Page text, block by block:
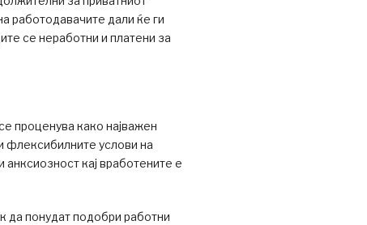
работодавачите дали ќе ги
се неработни и платени за
проценува како најважен
флексибилните услови на
анксиозност кај вработените е
да понудат подобри работни